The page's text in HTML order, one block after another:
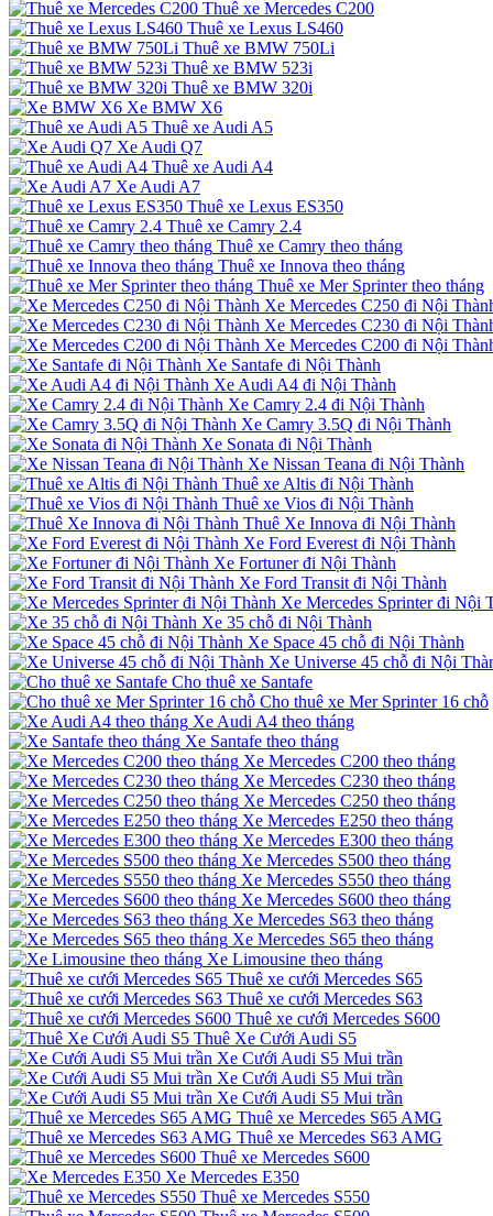
Thuê xe Mercedes C200
Thuê xe Lexus LS460
Thuê xe BMW 750Li
Thuê xe BMW 523i
Thuê xe BMW 320i
Xe BMW X6
Thuê xe Audi A5
Xe Audi Q7
Thuê xe Audi A4
Xe Audi A7
Thuê xe Lexus ES350
Thuê xe Camry 2.4
Thuê xe Camry theo tháng
Thuê xe Innova theo tháng
Thuê xe Mer Sprinter theo tháng
Xe Mercedes C250 đi Nội
Xe Mercedes C230 đi Nội
Xe Mercedes C200 đi Nội
Xe Santafe đi Nội Thành
Xe Audi A4 đi Nội Thành
Xe Camry 2.4 đi Nội Thành
Xe Camry 3.5Q đi Nội Thành
Xe Sonata đi Nội Thành
Xe Nissan Teana đi Nội Thành
Thuê xe Altis đi Nội Thành
Thuê xe Vios đi Nội Thành
Thuê Xe Innova đi Nội Thành
Xe Ford Everest đi Nội Thành
Xe Fortuner đi Nội Thành
Xe Ford Transit đi Nội Thành
Xe Mercedes Sprinter đi Nội
Xe 35 chỗ đi Nội Thành
Xe Space 45 chỗ đi Nội Thành
Xe Universe 45 chỗ đi Nội
Cho thuê xe Santafe
Cho thuê xe Mer Sprinter 16 chỗ
Xe Audi A4 theo tháng
Xe Santafe theo tháng
Xe Mercedes C200 theo tháng
Xe Mercedes C230 theo tháng
Xe Mercedes C250 theo tháng
Xe Mercedes E250 theo tháng
Xe Mercedes E300 theo tháng
Xe Mercedes S500 theo tháng
Xe Mercedes S550 theo tháng
Xe Mercedes S600 theo tháng
Xe Mercedes S63 theo tháng
Xe Mercedes S65 theo tháng
Xe Limousine theo tháng
Thuê xe cưới Mercedes S65
Thuê xe cưới Mercedes S63
Thuê xe cưới Mercedes S600
Thuê Xe Cưới Audi S5
Xe Cưới Audi S5 Mui trần
Xe Cưới Audi S5 Mui trần
Xe Cưới Audi S5 Mui trần
Thuê xe Mercedes S65 AMG
Thuê xe Mercedes S63 AMG
Thuê xe Mercedes S600
Xe Mercedes E350
Thuê xe Mercedes S550